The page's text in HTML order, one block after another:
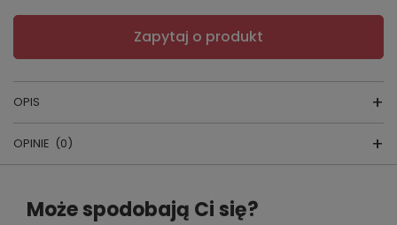
Zapytaj o produkt
OPIS
Biustonosz usztywniany BS 1059
OPINIE (0)
Napisz swoją opinię
Może spodobają Ci się?